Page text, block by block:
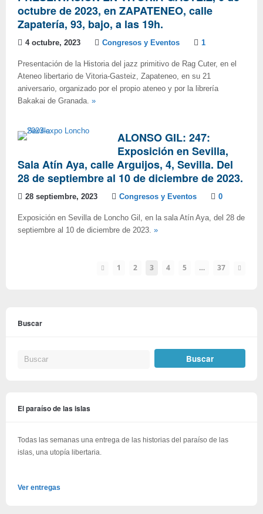
octubre de 2023, en ZAPATENEO, calle
Zapatería, 93, bajo, a las 19h.
4 octubre, 2023 Congresos y Eventos 1
Presentación de la Historia del jazz primitivo de Rag Cuter, en el
Ateneo libertario de Vitoria-Gasteiz, Zapateneo, en su 21
aniversario, organizado por el propio ateneo y por la librería
Bakakai de Granada. »
ALONSO GIL: 247:
Exposición en Sevilla,
Sala Atín Aya, calle Arguijos, 4, Sevilla. Del
28 de septiembre al 10 de diciembre de 2023.
28 septiembre, 2023 Congresos y Eventos 0
Exposición en Sevilla de Loncho Gil, en la sala Atín Aya, del 28 de
septiembre al 10 de diciembre de 2023. »
1 2 3 4 5 … 37
Buscar
El paraíso de las islas
Todas las semanas una entrega de las historias del paraíso de las
islas, una utopía libertaria.
Ver entregas